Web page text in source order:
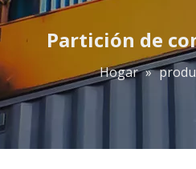
Partición de
Hogar »